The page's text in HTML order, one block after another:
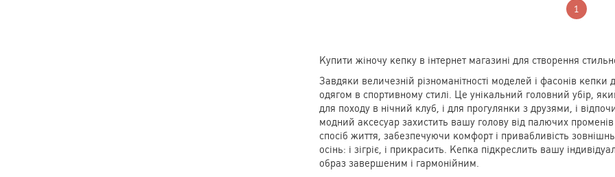
Купити жіночу кепку в інтернет магазині для створення
Завдяки величезній різноманітності моделей і фасонів кепки
одягом в спортивному стилі. Це унікальний головний убір,
для походу в нічний клуб, і для прогулянки з друзями, і
модний аксесуар захистить вашу голову від палючих
спосіб життя, забезпечуючи комфорт і привабливість
осінь: і зігріє, і прикрасить. Кепка підкреслить вашу
образ завершеним і гармонійним.
1